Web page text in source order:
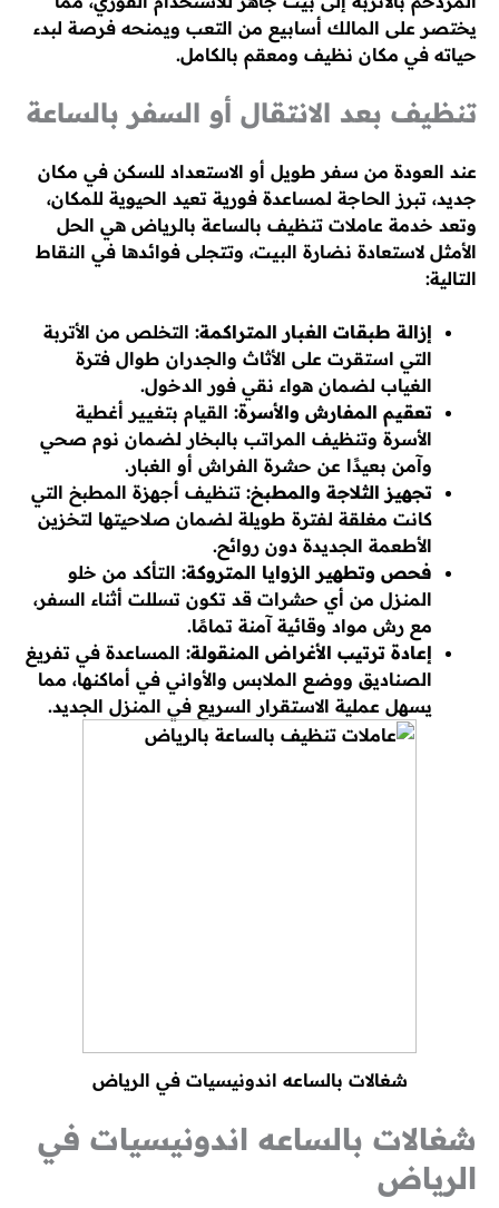
يختصر على المالك أسابيع من التعب ويمنحه فرصة لبدء
حياته في مكان نظيف ومعقم بالكامل.
تنظيف بعد الانتقال أو السفر بالساعة
عند العودة من سفر طويل أو الاستعداد للسكن في مكان
جديد، تبرز الحاجة لمساعدة فورية تعيد الحيوية للمكان،
وتعد خدمة عاملات تنظيف بالساعة بالرياض هي الحل
الأمثل لاستعادة نضارة البيت، وتتجلى فوائدها في النقاط
التالية:
إزالة طبقات الغبار المتراكمة: التخلص من الأتربة
التي استقرت على الأثاث والجدران طوال فترة
الغياب لضمان هواء نقي فور الدخول.
تعقيم المفارش والأسرة: القيام بتغيير أغطية
الأسرة وتنظيف المراتب بالبخار لضمان نوم صحي
وآمن بعيدًا عن حشرة الفراش أو الغبار.
تجهيز الثلاجة والمطبخ: تنظيف أجهزة المطبخ التي
كانت مغلقة لفترة طويلة لضمان صلاحيتها لتخزين
الأطعمة الجديدة دون روائح.
فحص وتطهير الزوايا المتروكة: التأكد من خلو
المنزل من أي حشرات قد تكون تسللت أثناء السفر،
مع رش مواد وقائية آمنة تمامًا.
إعادة ترتيب الأغراض المنقولة: المساعدة في تفريغ
الصناديق ووضع الملابس والأواني في أماكنها، مما
يسهل عملية الاستقرار السريع في المنزل الجديد.
شغالات بالساعه اندونيسيات في الرياض
شغالات بالساعه اندونيسيات في
الرياض